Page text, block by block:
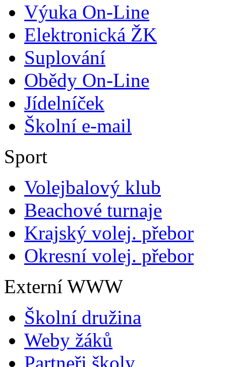
Výuka On-Line
Elektronická ŽK
Suplování
Obědy On-Line
Jídelníček
Školní e-mail
Sport
Volejbalový klub
Beachové turnaje
Krajský volej. přebor
Okresní volej. přebor
Externí WWW
Školní družina
Weby žáků
Partneři školy